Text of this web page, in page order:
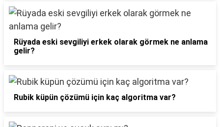
Rüyada eski sevgiliyi erkek olarak görmek ne anlama
gelir?
Rubik küpün çözümü için kaç algoritma var?